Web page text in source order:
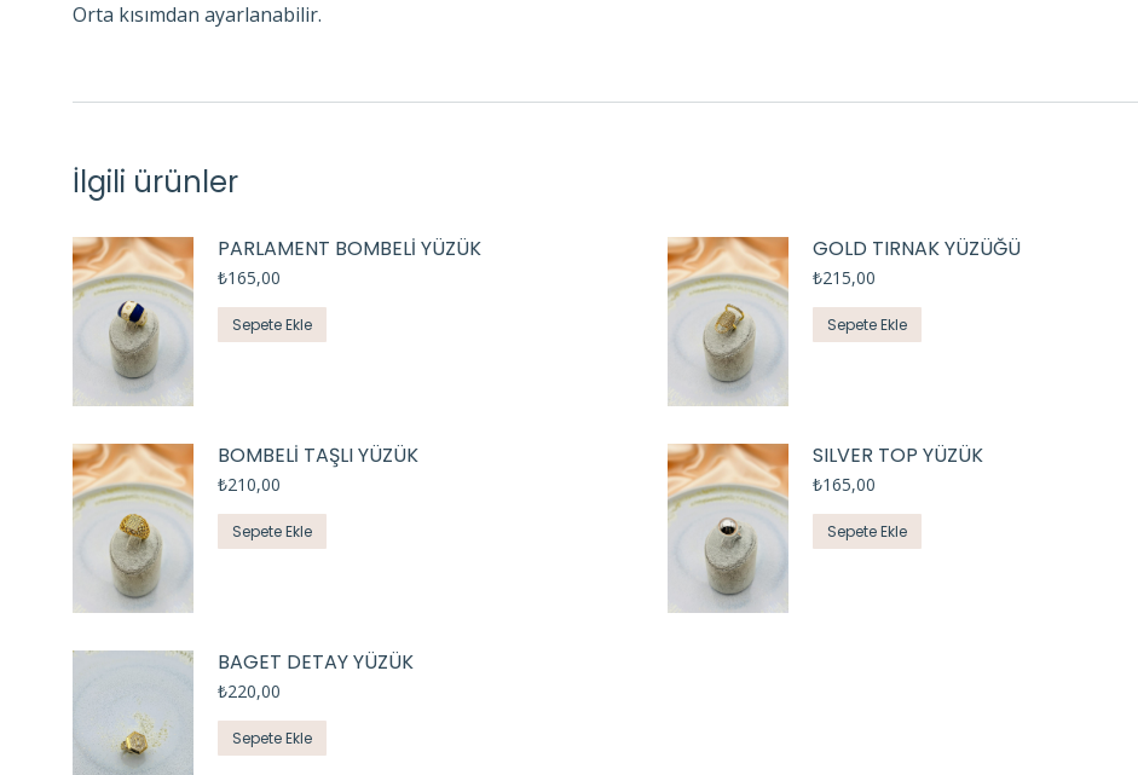
Orta kısımdan ayarlanabilir.
İlgili ürünler
PARLAMENT BOMBELİ YÜZÜK
₺165,00
Sepete Ekle
GOLD TIRNAK YÜZÜĞÜ
₺215,00
Sepete Ekle
BOMBELİ TAŞLI YÜZÜK
₺210,00
Sepete Ekle
SILVER TOP YÜZÜK
₺165,00
Sepete Ekle
BAGET DETAY YÜZÜK
₺220,00
Sepete Ekle